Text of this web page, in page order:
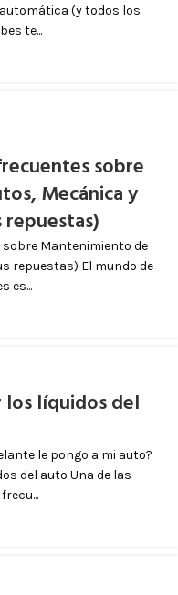
(y todos los
te...
sobre
Mecánica y
Mantenimiento de
repuestas) El mundo de
es...
los líquidos del
le pongo a mi auto?
del auto Una de las